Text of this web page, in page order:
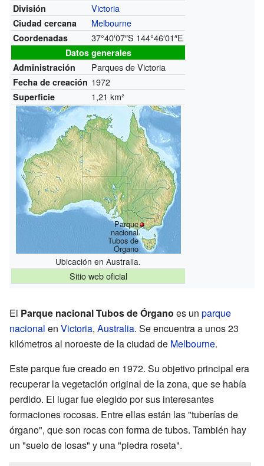
División Victoria
Ciudad cercana Melbourne
Coordenadas 37°40′07″S 144°46′01″E
Datos generales
Administración
Parques de Victoria
Fecha de creación 1972
Superficie 1,21 km²
Parque
nacional
Tubos de
Órgano
Ubicación en Australia.
Sitio web oficial
El Parque nacional Tubos de Órgano es un parque
nacional en Victoria, Australia. Se encuentra a unos 23
kilómetros al noroeste de la ciudad de Melbourne.
Este parque fue creado en 1972. Su objetivo principal era
recuperar la vegetación original de la zona, que se había
perdido. El lugar fue elegido por sus interesantes
formaciones rocosas. Entre ellas están las "tuberías de
órgano", que son rocas con forma de tubos. También hay
un "suelo de losas" y una "piedra roseta".